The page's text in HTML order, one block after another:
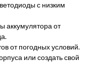
с низким
аккумулятора от
от погодных условий.
или создать свой